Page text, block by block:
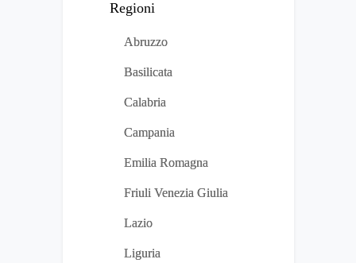
Regioni
Abruzzo
Basilicata
Calabria
Campania
Emilia Romagna
Friuli Venezia Giulia
Lazio
Liguria